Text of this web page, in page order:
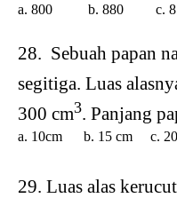
a. 800 b. 880 c.
28. Sebuah papan
segitiga. Luas
300 cm3. Panjang
a. 10cm b. 15 cm c.
29. Luas alas